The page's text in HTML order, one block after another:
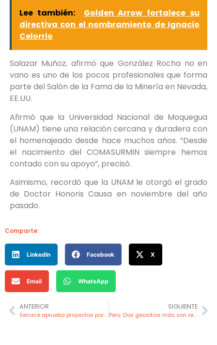
Lee también:
Golden Arrow fortalece su
directiva con el nombramiento de Ignacio
Celorrio
Salazar Muñoz, afirmó que González Rocha no en
vano es uno de los pocos profesionales que forma
parte del Salón de la Fama de la Minería en Nevada,
EE.UU.
Afirmó que la Universidad Nacional de Moquegua
(UNAM) tiene una relación cercana y duradera con
el homenajeado desde hace muchos años. “Desde
el nacimiento del COMASURMIN siempre hemos
contado con su apoyo”, precisó.
Asimismo, recordó que la UNAM le otorgó el grado
de Doctor Honoris Causa en noviembre del año
pasado.
Comparte:
LinkedIn Facebook X
Email WhatsApp
ANTERIOR
Senace aprueba proyectos por más de US$ 860 millones en Piura y Tumbes
SIGUIENTE
Perú: Dos geositios más son reconocidos